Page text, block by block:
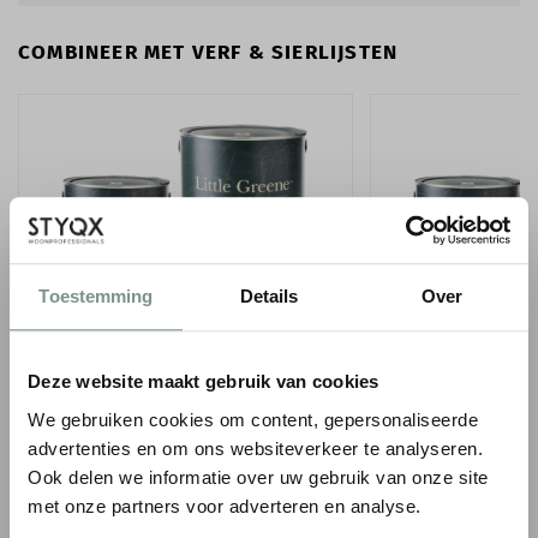
Toestemming Details Over
Deze website maakt gebruik van cookies
We gebruiken cookies om content, gepersonaliseerde
advertenties en om ons websiteverkeer te analyseren.
Ook delen we informatie over uw gebruik van onze site
met onze partners voor adverteren en analyse.
COMBINEER MET VERF & SIERLIJSTEN
EMULSION - 1 LITER
€ 66,50
● Verzonden in 1-2 werkdagen
- +
€ 75,00
● Verzonden in 1-2
-